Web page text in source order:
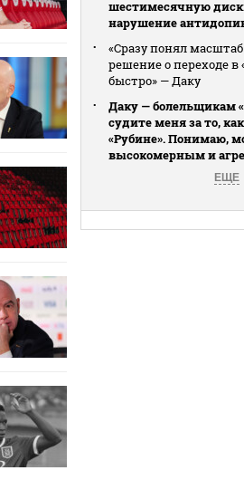
шестимесячную
нарушение
«Сразу понял
решение о переходе в
быстро» — Даку
Даку — болельщикам
судите меня за то,
«Рубине». Понимаю,
высокомерным и
ЕЩЕ